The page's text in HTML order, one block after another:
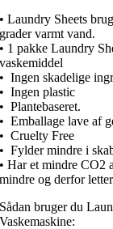
• Laundry Sheets
grader varmt vand.
• 1 pakke Laundry
vaskemiddel
• Ingen skadelige
• Ingen plastic
• Plantebaseret.
• Emballage lave af
• Cruelty Free
• Fylder mindre i
• Har et mindre CO2
mindre og derfor
Sådan bruger du
Vaskemaskine: